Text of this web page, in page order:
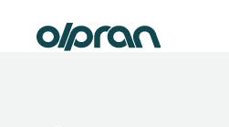
obsah